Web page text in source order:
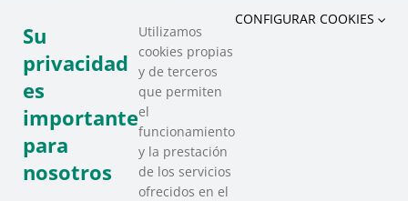
Discurso del
Lehendakari
Su
privacidad
es
importante
para
nosotros
Utilizamos
cookies propias
y de terceros
que permiten
el
funcionamiento
y la prestación
de los servicios
ofrecidos en el
CONFIGURAR COOKIES